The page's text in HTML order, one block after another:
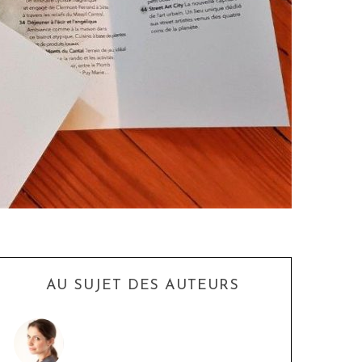
AU SUJET DES AUTEURS